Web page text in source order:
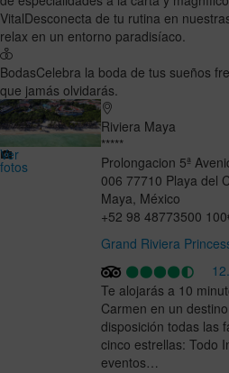
VitalDesconecta de tu rutina en
relax en un entorno paradisíaco.
BodasCelebra la boda de tus sueños
que jamás olvidarás.
Ver
fotos
Riviera Maya
*****
Prolongacion 5ª
006 77710 Playa del
Maya México
+52 98 48773500
Grand Riviera
Te alojarás a 10
Carmen en un
disposición todas las
cinco estrellas: Todo
eventos…